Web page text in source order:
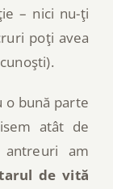
– nici nu-ţi
poţi avea
o bună parte
atât de
am
de vită